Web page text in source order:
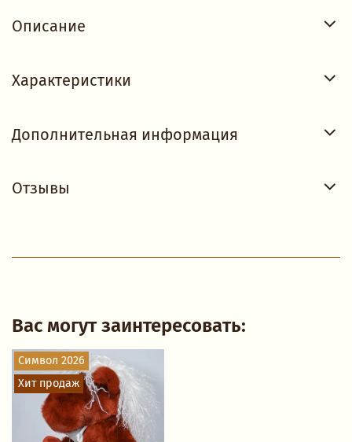
Описание
Характеристики
Дополнительная информация
Отзывы
Вас могут заинтересовать:
Символ 2026
Хит продаж